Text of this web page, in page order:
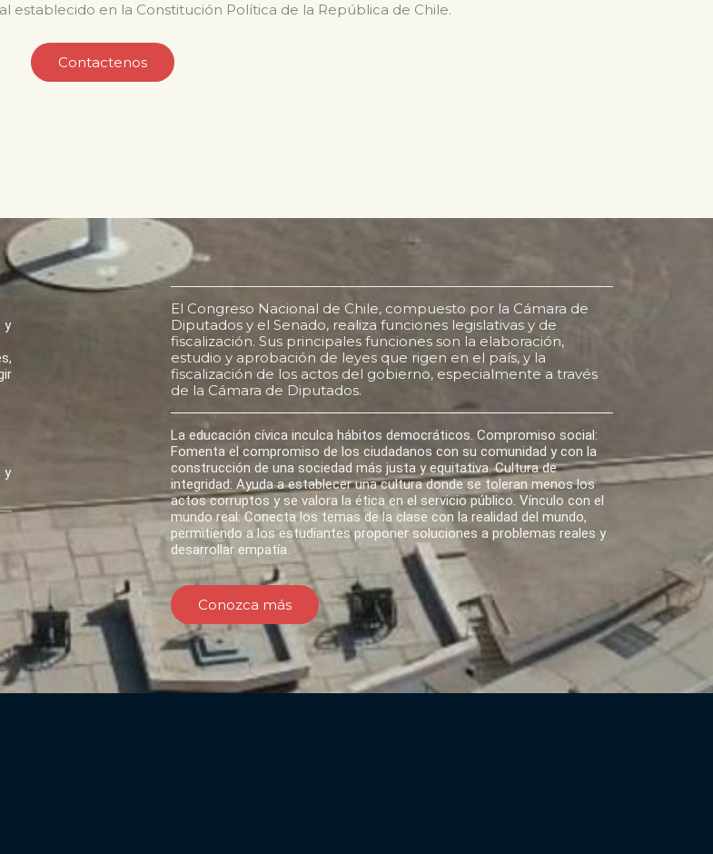
establecido en la Constitución Política de la República de Chile.
Contactenos
y
y
El Congreso Nacional de Chile, compuesto por la Cámara de
Diputados y el Senado, realiza funciones legislativas y de
fiscalización. Sus principales funciones son la elaboración,
estudio y aprobación de leyes que rigen en el país, y la
fiscalización de los actos del gobierno, especialmente a través
de la Cámara de Diputados.
La educación cívica inculca hábitos democráticos. Compromiso social:
Fomenta el compromiso de los ciudadanos con su comunidad y con la
construcción de una sociedad más justa y equitativa. Cultura de
integridad: Ayuda a establecer una cultura donde se toleran menos los
actos corruptos y se valora la ética en el servicio público. Vínculo con el
mundo real: Conecta los temas de la clase con la realidad del mundo,
permitiendo a los estudiantes proponer soluciones a problemas reales y
desarrollar empatía.
Conozca más